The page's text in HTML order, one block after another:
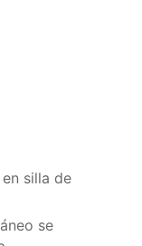
silla de
se